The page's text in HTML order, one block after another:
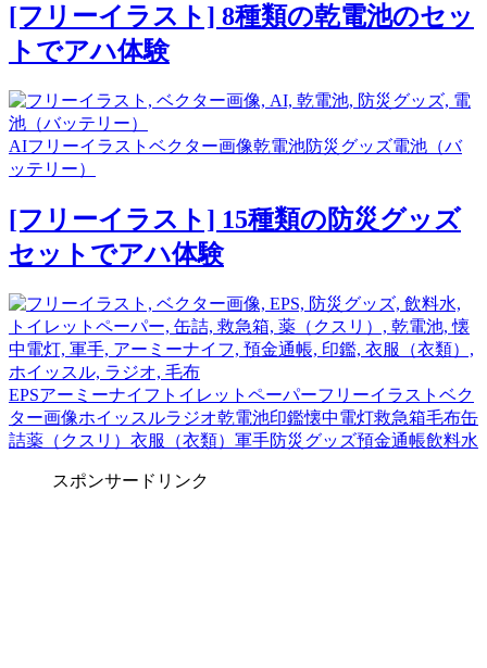
[フリーイラスト] 8種類の乾電池のセッ
トでアハ体験
AIフリーイラスト ベクター画像乾電池防災グッズ電池（バ
ッテリー）
[フリーイラスト] 15種類の防災グッズ
セットでアハ体験
EPSアーミーナイフ トイレットペーパーフリーイラスト ベク
ター画像ホイッスルラジオ乾電池印鑑懐中電灯救急箱毛布缶
詰薬（クスリ） 衣服（衣類） 軍手防災グッズ預金通帳飲料水
スポンサードリンク